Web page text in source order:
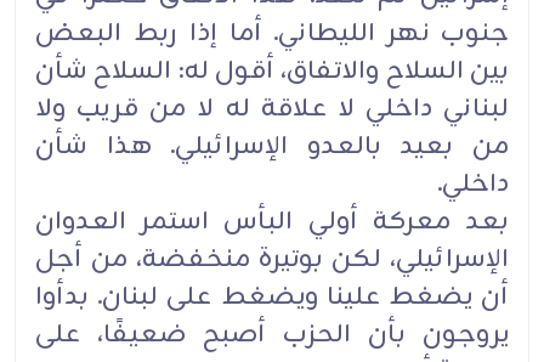
جنوب نهر الليطاني. أما إذا ربط البعض
بين ‏السلاح والاتفاق، أقول له: السلاح شأن
لبناني داخلي لا علاقة له لا من قريب ولا
من بعيد بالعدو ‏الإسرائيلي. هذا شأن
داخلي.‏
بعد معركة أولي البأس استمر العدوان
الإسرائيلي، لكن بوتيرة منخفضة، من أجل
أن يضغط علينا ويضغط ‏على لبنان. بدأوا
يروجون بأن الحزب أصبح ضعيفًا، على